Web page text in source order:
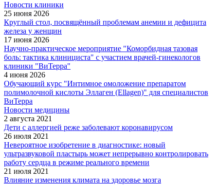
Новости клиники
25 июня 2026
Круглый стол, посвящённый проблемам анемии и дефицита
железа у женщин
17 июня 2026
Научно-практическое мероприятие "Коморбидная тазовая
боль: тактика клинициста" с участием врачей-гинекологов
клиники "ВиТерра"
4 июня 2026
Обучающий курс "Интимное омоложение препаратом
полимолочной кислоты Эллаген (Ellagen)" для специалистов
ВиТерра
Новости медицины
2 августа 2021
Дети с аллергией реже заболевают коронавирусом
26 июля 2021
Невероятное изобретение в диагностике: новый
ультразвуковой пластырь может непрерывно контролировать
работу сердца в режиме реального времени
21 июля 2021
Влияние изменения климата на здоровье мозга